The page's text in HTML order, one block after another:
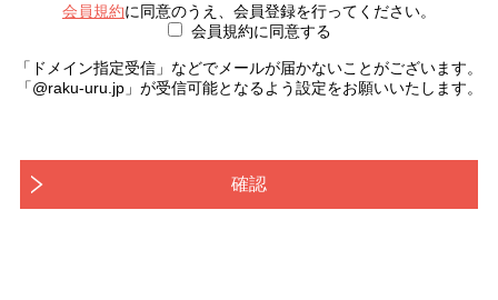
会員規約に同意のうえ、会員登録を行ってください。
会員規約に同意する
「ドメイン指定受信」などでメールが届かないことがございます。
「@raku-uru.jp」が受信可能となるよう設定をお願いいたします。
確認